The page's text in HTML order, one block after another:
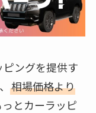
ングを提供す
相場価格より
とカーラッピ